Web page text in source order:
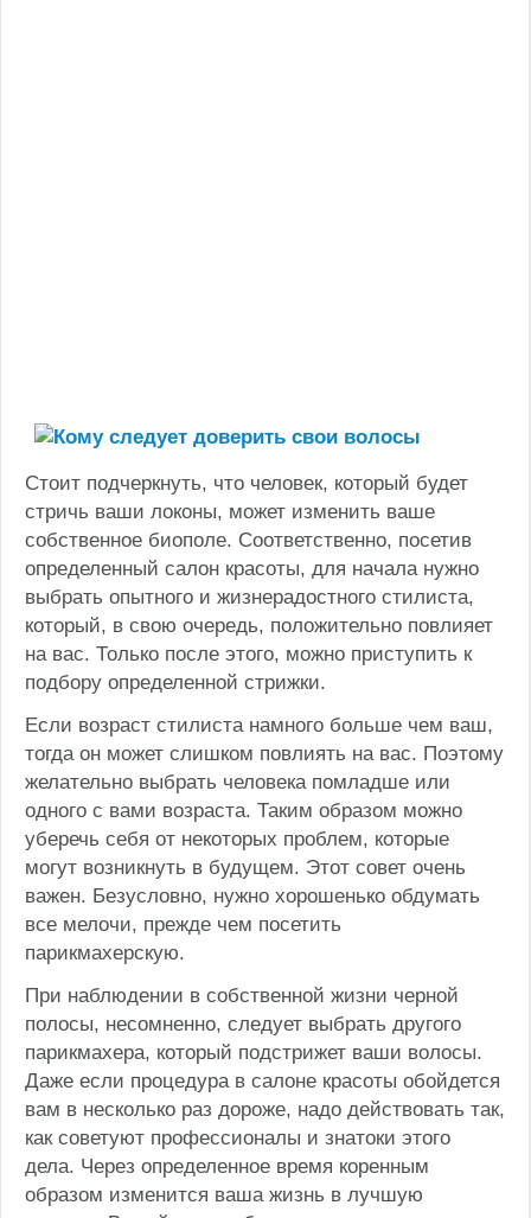
Стоит подчеркнуть, что человек, который будет
стричь ваши локоны, может изменить ваше
собственное биополе. Соответственно, посетив
определенный салон красоты, для начала нужно
выбрать опытного и жизнерадостного стилиста,
который, в свою очередь, положительно повлияет
на вас. Только после этого, можно приступить к
подбору определенной стрижки.
Если возраст стилиста намного больше чем ваш,
тогда он может слишком повлиять на вас. Поэтому
желательно выбрать человека помладше или
одного с вами возраста. Таким образом можно
уберечь себя от некоторых проблем, которые
могут возникнуть в будущем. Этот совет очень
важен. Безусловно, нужно хорошенько обдумать
все мелочи, прежде чем посетить
парикмахерскую.
При наблюдении в собственной жизни черной
полосы, несомненно, следует выбрать другого
парикмахера, который подстрижет ваши волосы.
Даже если процедура в салоне красоты обойдется
вам в несколько раз дороже, надо действовать так,
как советуют профессионалы и знатоки этого
дела. Через определенное время коренным
образом изменится ваша жизнь в лучшую